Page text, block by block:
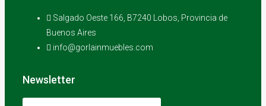
Salgado Oeste 166, B7240 Lobos, Provincia de
Buenos Aires
info@gorlainmuebles.com
Newsletter